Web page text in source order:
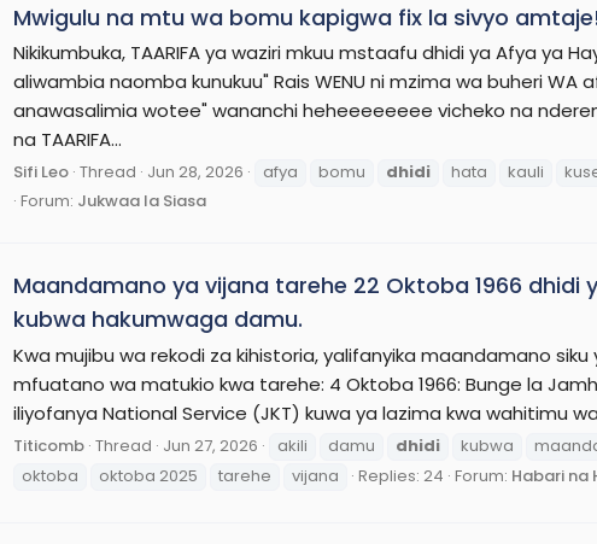
Mwigulu na mtu wa bomu kapigwa fix la sivyo amtaje!
Nikikumbuka, TAARIFA ya waziri mkuu mstaafu dhidi ya Afya ya
aliwambia naomba kunukuu" Rais WENU ni mzima wa buheri WA
anawasalimia wotee" wananchi heheeeeeeee vicheko na
na TAARIFA...
Sifi Leo Thread Jun 28, 2026 afya bomu dhidi hata kauli
Forum: Jukwaa la Siasa
Maandamano ya vijana tarehe 22 Oktoba 1966 dhidi
kubwa hakumwaga damu.
Kwa mujibu wa rekodi za kihistoria, yalifanyika maandamano siku
mfuatano wa matukio kwa tarehe: 4 Oktoba 1966: Bunge la
iliyofanya National Service (JKT) kuwa ya lazima kwa wahitimu
Titicomb Thread Jun 27, 2026 akili damu dhidi kubwa
oktoba
oktoba 2025 tarehe vijana Replies: 24 Forum: Habari na